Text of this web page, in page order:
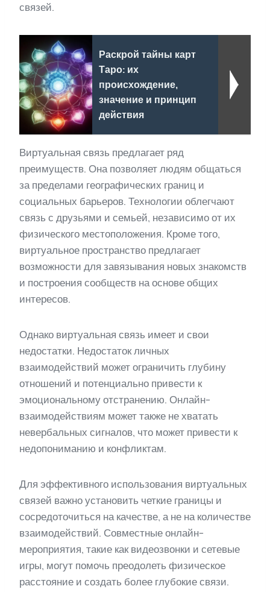
связей.
Раскрой тайны карт
Таро: их
происхождение,
значение и принцип
действия
Виртуальная связь предлагает ряд
преимуществ. Она позволяет людям общаться
за пределами географических границ и
социальных барьеров. Технологии облегчают
связь с друзьями и семьей, независимо от их
физического местоположения. Кроме того,
виртуальное пространство предлагает
возможности для завязывания новых знакомств
и построения сообществ на основе общих
интересов.
Однако виртуальная связь имеет и свои
недостатки. Недостаток личных
взаимодействий может ограничить глубину
отношений и потенциально привести к
эмоциональному отстранению. Онлайн-
взаимодействиям может также не хватать
невербальных сигналов, что может привести к
недопониманию и конфликтам.
Для эффективного использования виртуальных
связей важно установить четкие границы и
сосредоточиться на качестве, а не на количестве
взаимодействий. Совместные онлайн-
мероприятия, такие как видеозвонки и сетевые
игры, могут помочь преодолеть физическое
расстояние и создать более глубокие связи.